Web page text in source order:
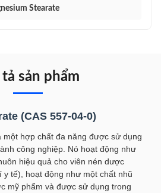
Stearate
sản phẩm
(CAS 557-04-0)
một hợp chất đa năng được sử dụng
công nghiệp. Nó hoạt động như
hiệu quả cho viên nén dược
y tế), hoạt động như một chất nhũ
mỹ phẩm và được sử dụng trong